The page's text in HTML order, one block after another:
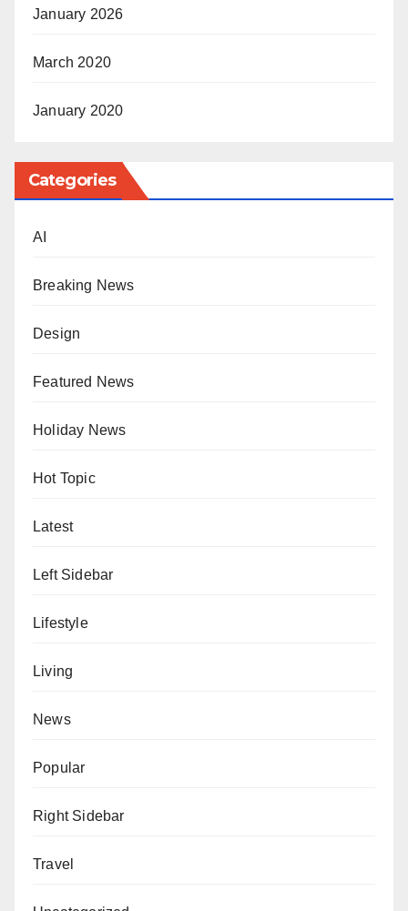
January 2026
March 2020
January 2020
Categories
AI
Breaking News
Design
Featured News
Holiday News
Hot Topic
Latest
Left Sidebar
Lifestyle
Living
News
Popular
Right Sidebar
Travel